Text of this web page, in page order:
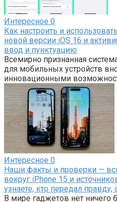
Интересное 0
Как настроить и
новой версии iOS 16 и
ввод и пунктуацию
Всемирно признанная
для мобильных устройств
инновационными
Интересное 0
Наши факты и проверки —
вокруг iPhone 15 и
узнаете, кто передал
В мире гаджетов нет ничего